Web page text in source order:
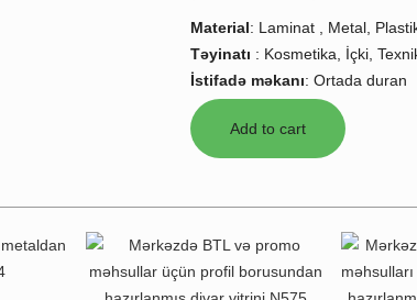
Material: Laminat , Metal,
Təyinatı : Kosmetika, İçki,
İstifadə məkanı: Ortada duran